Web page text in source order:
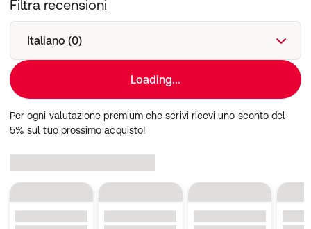
Filtra recensioni
Italiano (0)
Loading...
Per ogni valutazione premium che scrivi ricevi uno sconto del
5% sul tuo prossimo acquisto!